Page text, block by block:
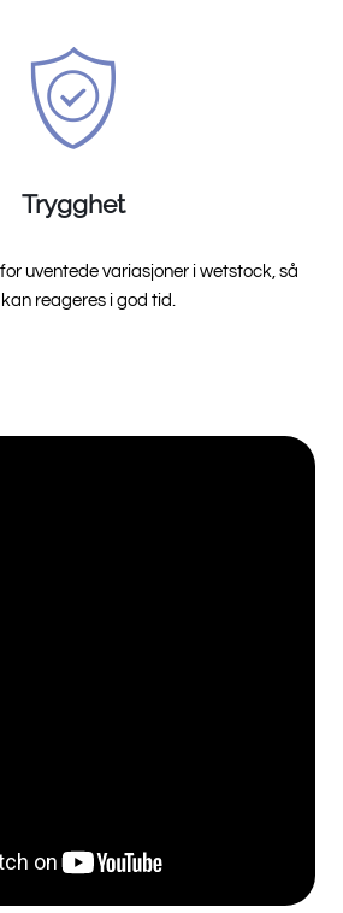
Trygghet
uventede variasjoner i wetstock, så
reageres i god tid.